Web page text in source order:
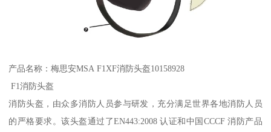
产品名称：梅思安MSA F1XF消防头盔10158928
F1消防头盔
消防头盔，由众多消防人员参与研发，充分满足世界各地消防人员
的严格要求。该头盔通过了EN443:2008 认证和中国CCCF 消防产品